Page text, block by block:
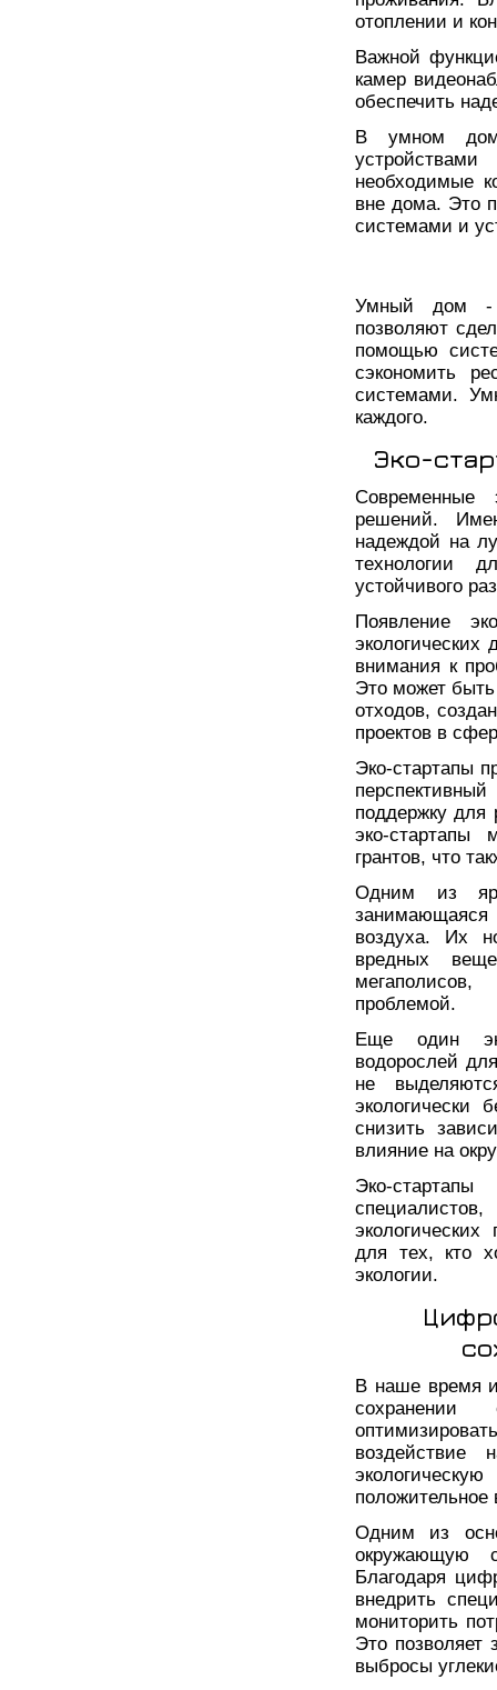
отоплении и
Важной
камер
обеспечить
В умном
необходимые
вне дома. Это
системами и
Умный дом -
позволяют
помощью
сэкономить
системами.
каждого.
Эко-
Современные
решений.
надеждой на
технологии
устойчивого
Появление
внимания к
Это может быть
отходов,
проектов в
Эко-стартапы
поддержку для
эко-стартапы
грантов, что
Одним из
занимающаяся
воздуха. Их
вредных
проблемой.
Еще один
водорослей
не
экологически
снизить
влияние на
Эко-
для тех, кто
экологии.
В наше время
воздействие
Одним из
окружающую
Благодаря
внедрить
мониторить
Это позволяет
выбросы